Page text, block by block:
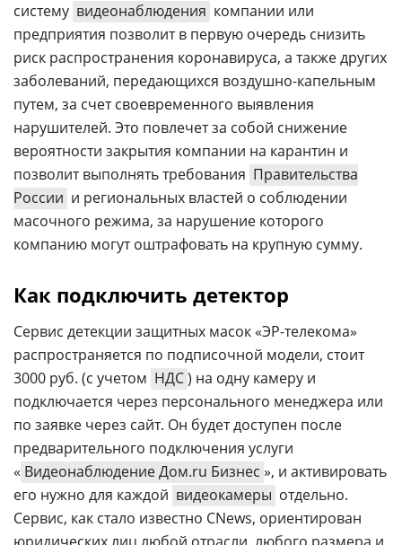
систему видеонаблюдения компании или
предприятия позволит в первую очередь снизить
риск распространения коронавируса, а также других
заболеваний, передающихся воздушно-капельным
путем, за счет своевременного выявления
нарушителей. Это повлечет за собой снижение
вероятности закрытия компании на карантин и
позволит выполнять требования Правительства
России и региональных властей о соблюдении
масочного режима, за нарушение которого
компанию могут оштрафовать на крупную сумму.
Как подключить детектор
Сервис детекции защитных масок «ЭР-телекома»
распространяется по подписочной модели, стоит
3000 руб. (с учетом НДС) на одну камеру и
подключается через персонального менеджера или
по заявке через сайт. Он будет доступен после
предварительного подключения услуги
« Видеонаблюдение Дом.ru Бизнес », и активировать
его нужно для каждой видеокамеры отдельно.
Сервис, как стало известно CNews, ориентирован